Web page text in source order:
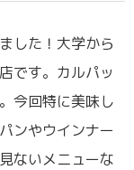
した！大学から
です。カルパッ
今回特に美味し
ンやウインナー
ないメニューな